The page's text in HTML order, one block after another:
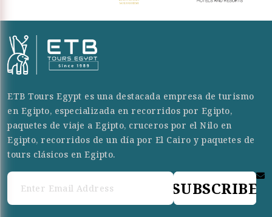
ETB Tours Egypt es una destacada empresa de turismo
en Egipto, especializada en recorridos por Egipto,
paquetes de viaje a Egipto, cruceros por el Nilo en
Egipto, recorridos de un día por El Cairo y paquetes de
tours clásicos en Egipto.
SUBSCRIBE